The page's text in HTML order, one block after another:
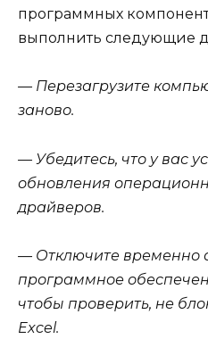
программных
выполнить следующие
— Перезагрузите
заново.
— Убедитесь, что у вас
обновления
драйверов.
— Отключите временно
программное
чтобы проверить, не
Excel.